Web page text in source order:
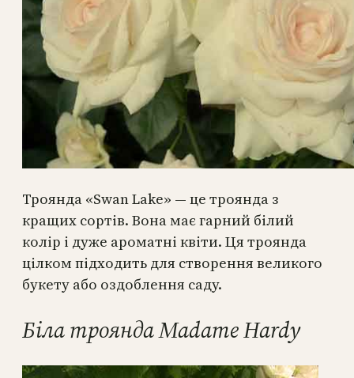
Троянда «Swan Lake» — це троянда з
кращих сортів. Вона має гарний білий
колір і дуже ароматні квіти. Ця троянда
цілком підходить для створення великого
букету або оздоблення саду.
Біла троянда Madame Hardy